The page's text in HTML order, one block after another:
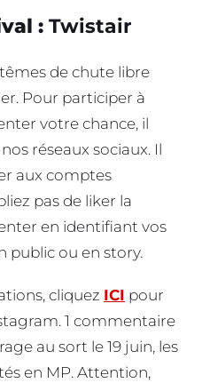
: Twistair
de chute libre
Pour participer à
votre chance, il
réseaux sociaux. Il
aux comptes
pas de liker la
en identifiant vos
public ou en story.
cliquez ICI pour
1 commentaire
au sort le 19 juin, les
en MP. Attention,